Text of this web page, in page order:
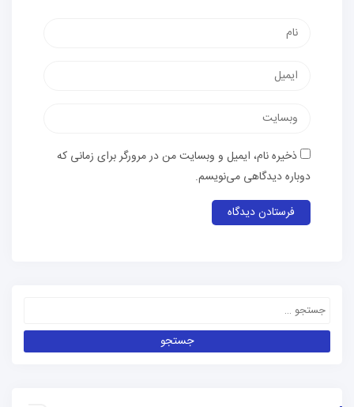
ذخیره نام، ایمیل و وبسایت من در مرورگر برای زمانی که
دوباره دیدگاهی می‌نویسم.